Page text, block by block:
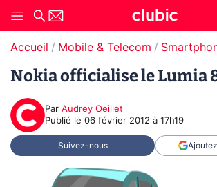
Accueil Mobile & Telecom
Nokia officialise le Lumia
Par Audrey Oeillet
Publié le 06 février 2012 à 17h19
Suivez-nous